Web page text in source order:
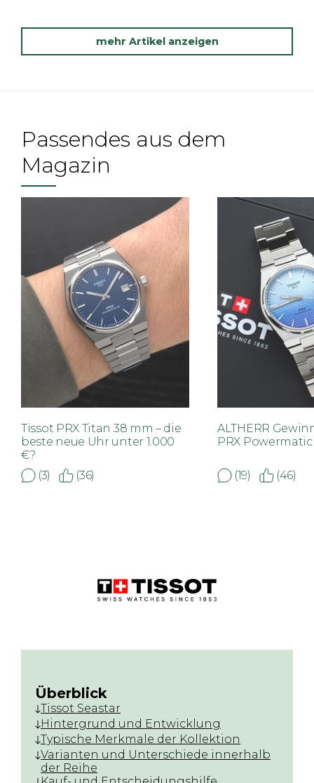
mehr Artikel anzeigen
Passendes aus dem
Magazin
Tissot PRX Titan 38 mm – die
beste neue Uhr unter 1.000
€?
(3)
(36)
ALTHERR
PRX
(19) (46)
Überblick
Tissot Seastar
Hintergrund und Entwicklung
Typische Merkmale der Kollektion
Varianten und Unterschiede innerhalb
der Reihe